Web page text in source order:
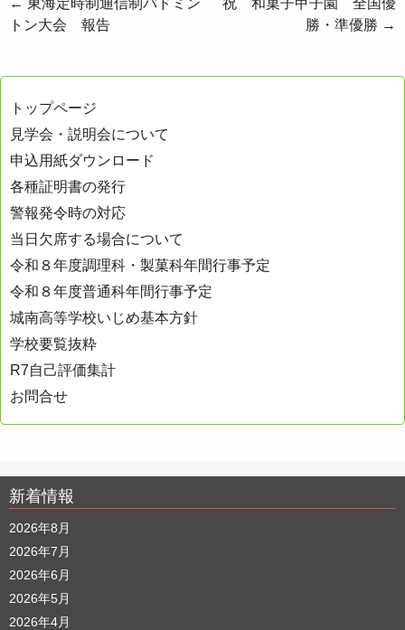
投
稿
ゲ
ー
シ
ョ
ン
← 東海定時制通信制バドミン
トン大会 報告
祝 和菓子甲子園 全国優
勝・準優勝 →
トップページ
見学会・説明会について
申込用紙ダウンロード
各種証明書の発行
警報発令時の対応
当日欠席する場合について
令和８年度調理科・製菓科年間行事予定
令和８年度普通科年間行事予定
城南高等学校いじめ基本方針
学校要覧抜粋
R7自己評価集計
お問合せ
新着情報
2026年8月
2026年7月
2026年6月
2026年5月
2026年4月